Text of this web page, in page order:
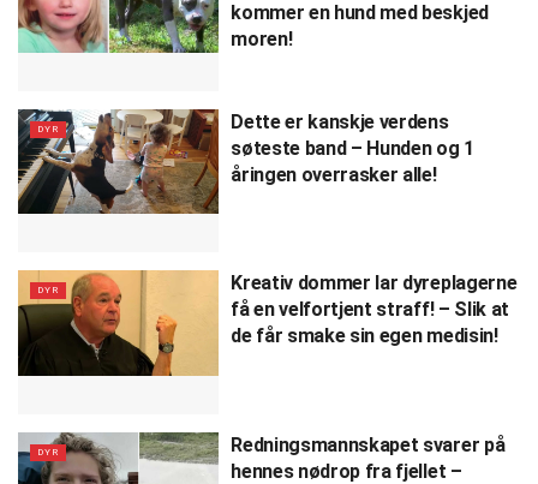
kommer en hund med beskjed
moren!
DYR
Dette er kanskje verdens
søteste band – Hunden og 1
åringen overrasker alle!
DYR
Kreativ dommer lar dyreplagerne
få en velfortjent straff! – Slik at
de får smake sin egen medisin!
DYR
Redningsmannskapet svarer på
hennes nødrop fra fjellet –